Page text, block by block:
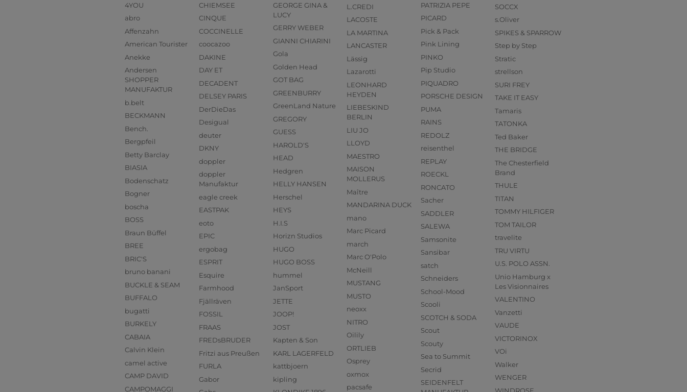
4YOU
abro
Affenzahn
American Tourister
Anekke
Andersen
SHOPPER
MANUFAKTUR
b.belt
BECKMANN
Bench.
Bergpfeil
Betty Barclay
BIASIA
Bodenschatz
Bogner
boscha
BOSS
Braun Büffel
BREE
BRIC'S
bruno banani
BUCKLE & SEAM
BUFFALO
bugatti
BURKELY
CABAIA
Calvin Klein
camel active
CAMP DAVID
CAMPOMAGGI
CHIEMSEE
CINQUE
COCCINELLE
coocazoo
DAKINE
DAY ET
DECADENT
DELSEY PARIS
DerDieDas
Desigual
deuter
DKNY
doppler
doppler
Manufaktur
eagle creek
EASTPAK
eoto
EPIC
ergobag
ESPRIT
Esquire
Farmhood
Fjällräven
FOSSIL
FRAAS
FREDsBRUDER
Fritzi aus Preußen
FURLA
Gabor
GEORGE GINA &
LUCY
GERRY WEBER
GIANNI CHIARINI
Gola
Golden Head
GOT BAG
GREENBURRY
GreenLand Nature
GREGORY
GUESS
HAROLD'S
HEAD
Hedgren
HELLY HANSEN
Herschel
HEYS
H.I.S
Horizn Studios
HUGO
HUGO BOSS
hummel
JanSport
JETTE
JOOP!
JOST
Kapten & Son
KARL LAGERFELD
kattbjoern
kipling
L.CREDI
LACOSTE
LA MARTINA
LANCASTER
Lässig
Lazarotti
LEONHARD
HEYDEN
LIEBESKIND
BERLIN
LIU JO
LLOYD
MAESTRO
MAISON
MOLLERUS
Maître
MANDARINA DUCK
mano
Marc Picard
march
Marc O'Polo
McNeill
MUSTANG
MUSTO
neoxx
NITRO
Oilily
ORTLIEB
Osprey
oxmox
pacsafe
PATRIZIA PEPE
PICARD
Pick & Pack
Pink Lining
PINKO
Pip Studio
PIQUADRO
PORSCHE DESIGN
PUMA
RAINS
REDOLZ
reisenthel
REPLAY
ROECKL
RONCATO
Sacher
SADDLER
SALEWA
Samsonite
Sansibar
satch
Schneiders
School-Mood
Scooli
SCOTCH & SODA
Scout
Scouty
Sea to Summit
Secrid
SEIDENFELT
SOCCX
s.Oliver
SPIKES & SPARROW
Step by Step
Stratic
strellson
SURI FREY
TAKE IT EASY
Tamaris
TATONKA
Ted Baker
THE BRIDGE
The Chesterfield
Brand
THULE
TITAN
TOMMY HILFIGER
TOM TAILOR
travelite
TRU VIRTU
U.S. POLO ASSN.
Unio Hamburg x
Les Visionnaires
VALENTINO
Vanzetti
VAUDE
VICTORINOX
VOi
Walker
WENGER